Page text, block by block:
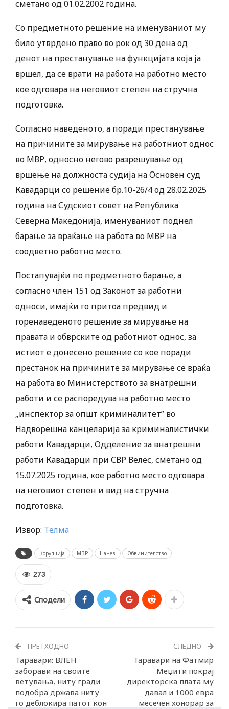
сметано од 01.02.2002 година.
Со предметното решение на именуваниот му
било утврдено право во рок од 30 дена од
денот на престанување на функцијата која ја
вршел, да се врати на работа на работно место
кое одговара на неговиот степен на стручна
подготовка.
Согласно наведеното, а поради престанување
на причините за мирување на работниот однос
во МВР, односно негово разрешување од
вршење на должноста судија на Основен суд
Кавадарци со решение бр.10-26/4 од 28.02.2025
година на Судскиот совет на Република
Северна Македонија, именуваниот поднел
барање за враќање на работа во МВР на
соодветно работно место.
Постапувајќи по предметното барање, а
согласно член 151 од Законот за работни
односи, имајќи го притоа предвид и
горенаведеното решение за мирување на
правата и обврските од работниот однос, за
истиот е донесено решение со кое поради
престанок на причините за мирување се враќа
на работа во Министерството за внатрешни
работи и се распоредува на работно место
„инспектор за општ криминалитет” во
Надворешна канцеларија за криминалистички
работи Кавадарци, Одделение за внатрешни
работи Кавадарци при СВР Велес, сметано од
15.07.2025 година, кое работно место одговара
на неговиот степен и вид на стручна
подготовка.
Извор: Телма
Корупција МВР Нанев Обвинителство
273
Сподели
ПРЕТХОДНО
Таравари: ВЛЕН
заборави на своите
ветувања, ниту гради
подобра држава ниту
го деблокира патот кон
СЛЕДНО
Таравари на Фaтмир
Mеџити покрај
директорска плата му
давал и 1000 евра
месечен хонорар за